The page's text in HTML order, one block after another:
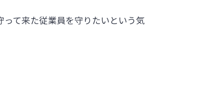
て来た従業員を守りたいという気